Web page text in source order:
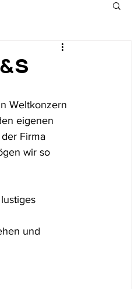
Weltkonzern
eigenen
Firma
wir so
und